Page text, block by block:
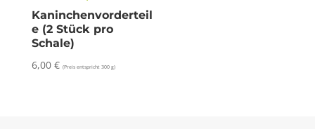
Kaninchenvorderteil
e (2 Stück pro
Schale)
6,00 € (Preis entspricht 300 g)